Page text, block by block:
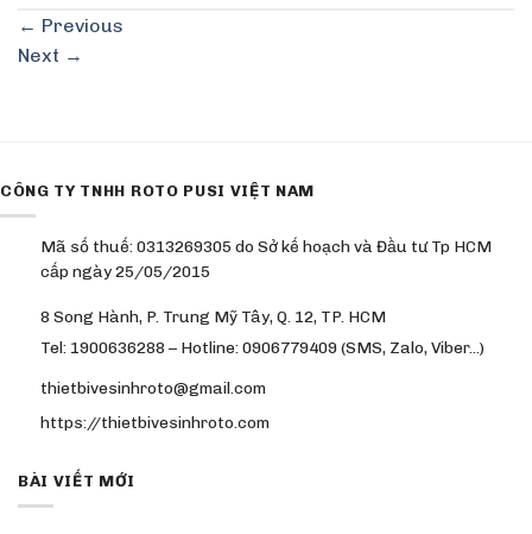
← Previous
Next →
CÔNG TY TNHH ROTO PUSI VIỆT NAM
Mã số thuế: 0313269305 do Sở kế hoạch và Đầu tư Tp HCM
cấp ngày 25/05/2015
8 Song Hành, P. Trung Mỹ Tây, Q. 12, TP. HCM
Tel: 1900636288 – Hotline: 0906779409 (SMS, Zalo, Viber…)
thietbivesinhroto@gmail.com
https://thietbivesinhroto.com
BÀI VIẾT MỚI